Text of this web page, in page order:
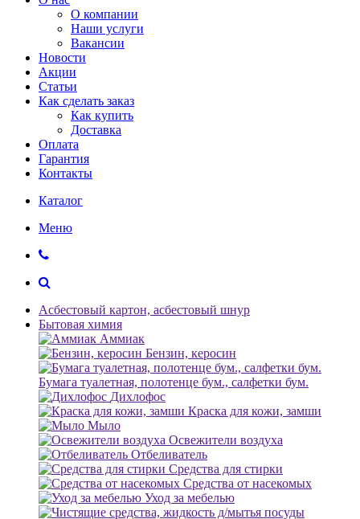
О компании
Наши услуги
Вакансии
Новости
Акции
Статьи
Как сделать заказ
Как купить
Доставка
Оплата
Гарантия
Контакты
Каталог
Меню
Асбестовый картон, асбестовый шнур
Бытовая химия
Аммиак
Бензин, керосин
Бумага туалетная, полотенце бум., салфетки бум.
Дихлофос
Краска для кожи, замши
Мыло
Освежители воздуха
Отбеливатель
Средства для стирки
Средства от насекомых
Уход за мебелью